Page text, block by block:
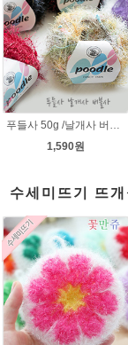
푸들사 50g /날개사 버블사 팬시얀 뜨개실 뜨게실 뜨개질실 목도리실 빌바오 손뜨개실 도매털실 스웨터 니트조끼 털실싸게파는곳 겨울
1,590원
수세미뜨기 뜨